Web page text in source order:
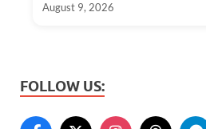
August 9, 2026
FOLLOW US: